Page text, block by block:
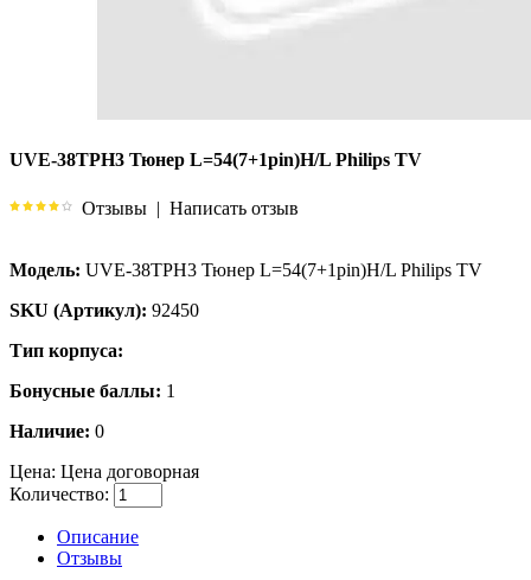
UVE-38TPH3 Тюнер L=54(7+1pin)H/L Philips TV
Отзывы | Написать отзыв
Модель: UVE-38TPH3 Тюнер L=54(7+1pin)H/L Philips TV
SKU (Артикул): 92450
Тип корпуса:
Бонусные баллы: 1
Наличие: 0
Цена: Цена договорная
Количество:
Описание
Отзывы